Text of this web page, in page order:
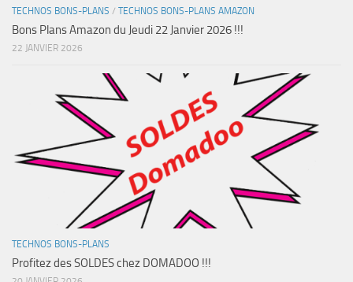
TECHNOS BONS-PLANS / TECHNOS BONS-PLANS AMAZON
Bons Plans Amazon du Jeudi 22 Janvier 2026 !!!
22 JANVIER 2026
TECHNOS BONS-PLANS
Profitez des SOLDES chez DOMADOO !!!